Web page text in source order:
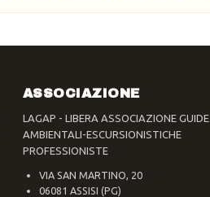
ASSOCIAZIONE
LAGAP - LIBERA ASSOCIAZIONE GUIDE
AMBIENTALI-ESCURSIONISTICHE
PROFESSIONISTE
VIA SAN MARTINO, 20
06081 ASSISI (PG)